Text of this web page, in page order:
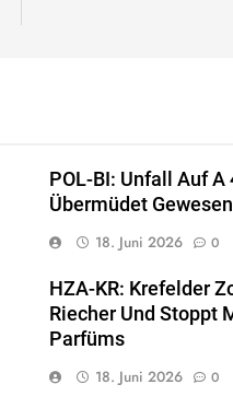
POL-BI: Unfall Auf A
Übermüdet
18. Juni 2026 0
HZA-KR: Krefelder
Riecher Und Stoppt
Parfüms
18. Juni 2026 0